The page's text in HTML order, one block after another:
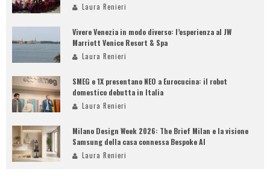
Laura Renieri
Vivere Venezia in modo diverso: l’esperienza al JW
Marriott Venice Resort & Spa
Laura Renieri
SMEG e 1X presentano NEO a Eurocucina: il robot
domestico debutta in Italia
Laura Renieri
Milano Design Week 2026: The Brief Milan e la visione
Samsung della casa connessa Bespoke AI
Laura Renieri